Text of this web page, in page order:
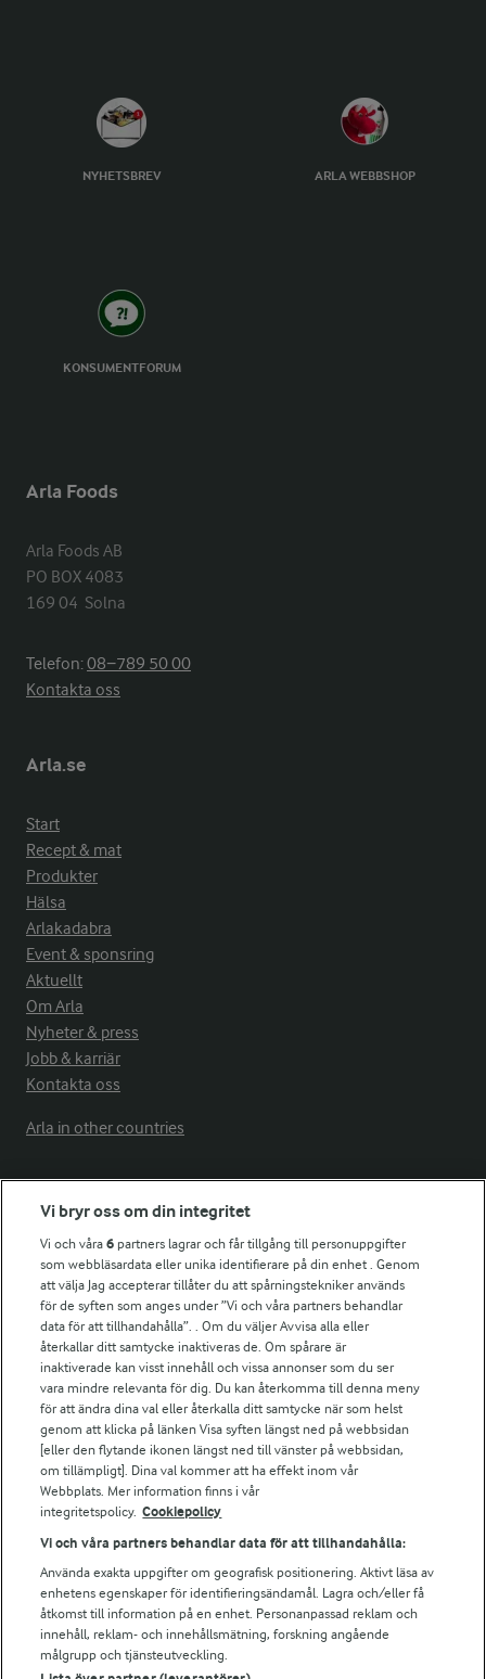
NYHETSBREV ARLA WEBBSHOP
KONSUMENTFORUM
Arla Foods
Arla Foods AB
PO BOX 4083
169 04  Solna
Telefon:08−789 50 00
Kontakta oss
Arla.se
Start
Recept & mat
Produkter
Hälsa
Arlakadabra
Event & sponsring
Aktuellt
Om Arla
Nyheter & press
Jobb & karriär
Kontakta oss
Arla in other countries
Fler Arlasajter
För ägare
Arlas kundportal
Arla.com
Falbygdens Ost
Arla webbshop
Bildbank
Följ oss
Vi bryr oss om din integritet
Vi och våra6 partners lagrar och får tillgång till personuppgifter
som webbläsardata eller unika identifierare på din enhet . Genom
att välja Jag accepterar tillåter du att spårningstekniker används
för de syften som anges under ”Vi och våra partners behandlar
data för att tillhandahålla”. . Om du väljer Avvisa alla eller
återkallar ditt samtycke inaktiveras de. Om spårare är
inaktiverade kan visst innehåll och vissa annonser som du ser
vara mindre relevanta för dig. Du kan återkomma till denna meny
för att ändra dina val eller återkalla ditt samtycke när som helst
genom att klicka på länken Visa syften längst ned på webbsidan
[eller den flytande ikonen längst ned till vänster på webbsidan,
om tillämpligt]. Dina val kommer att ha effekt inom vår
Webbplats. Mer information finns i vår
integritetspolicy. Cookiepolicy
Vi och våra partners behandlar data för att tillhandahålla:
Använda exakta uppgifter om geografisk positionering. Aktivt läsa av
enhetens egenskaper för identifieringsändamål. Lagra och/eller få
åtkomst till information på en enhet. Personanpassad reklam och
innehåll, reklam- och innehållsmätning, forskning angående
målgrupp och tjänsteutveckling.